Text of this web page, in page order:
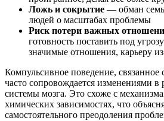
Ложь и сокрытие — обман
людей о масштабах проблемы
Риск потери важных
готовность поставить под
значимые отношения, карьеру
Компульсивное поведение, связанное
часто сопровождается изменениями в
системы мозга. Это схоже с
химических зависимостях, что
самостоятельного преодоления